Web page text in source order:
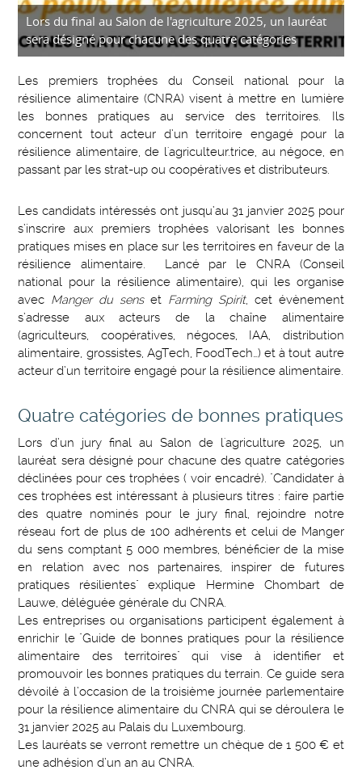
Lors du final au Salon de l'agriculture 2025, un lauréat
sera désigné pour chacune des quatre catégories
Les premiers trophées du Conseil national pour la
résilience alimentaire (CNRA) visent à mettre en lumière
les bonnes pratiques au service des territoires. Ils
concernent tout acteur d’un territoire engagé pour la
résilience alimentaire, de l'agriculteur.trice, au négoce, en
passant par les strat-up ou coopératives et distributeurs.
Les candidats intéressés ont jusqu’au 31 janvier 2025 pour
s’inscrire aux premiers trophées valorisant les bonnes
pratiques mises en place sur les territoires en faveur de la
résilience alimentaire. Lancé par le CNRA (Conseil
national pour la résilience alimentaire), qui les organise
avec Manger du senset Farming Spirit, cet évènement
s’adresse aux acteurs de la chaîne alimentaire
(agriculteurs, coopératives, négoces, IAA, distribution
alimentaire, grossistes, AgTech, FoodTech…) et à tout autre
acteur d’un territoire engagé pour la résilience alimentaire.
Quatre catégories de bonnes pratiques
Lors d’un jury final au Salon de l'agriculture 2025, un
lauréat sera désigné pour chacune des quatre catégories
déclinées pour ces trophées ( voir encadré). "Candidater à
ces trophées est intéressant à plusieurs titres : faire partie
des quatre nominés pour le jury final, rejoindre notre
réseau fort de plus de 100 adhérents et celui de Manger
du sens comptant 5 000 membres, bénéficier de la mise
en relation avec nos partenaires, inspirer de futures
pratiques résilientes" explique Hermine Chombart de
Lauwe, déléguée générale du CNRA.
Les entreprises ou organisations participent également à
enrichir le "Guide de bonnes pratiques pour la résilience
alimentaire des territoires" qui vise à identifier et
promouvoir les bonnes pratiques du terrain. Ce guide sera
dévoilé à l’occasion de la troisième journée parlementaire
pour la résilience alimentaire du CNRA qui se déroulera le
31 janvier 2025 au Palais du Luxembourg.
Les lauréats se verront remettre un chèque de 1 500 € et
une adhésion d’un an au CNRA.